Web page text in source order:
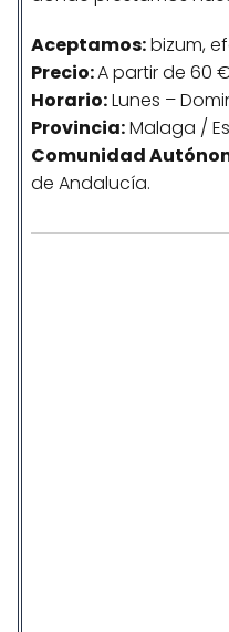
Aceptamos:bizum,
Precio:A partir de 60
Horario:Lunes –
Provincia:Malaga /
Comunidad
de Andalucía.